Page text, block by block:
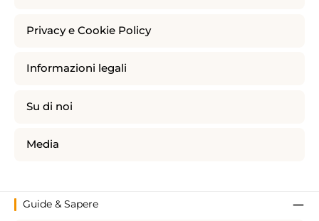
Privacy e Cookie Policy
Informazioni legali
Su di noi
Media
Guide & Sapere